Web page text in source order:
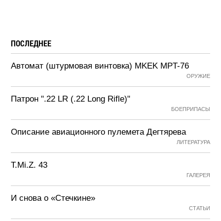
ПОСЛЕДНЕЕ
Автомат (штурмовая винтовка) MKEK MPT-76
ОРУЖИЕ
Патрон ".22 LR (.22 Long Rifle)"
БОЕПРИПАСЫ
Описание авиационного пулемета Дегтярева
ЛИТЕРАТУРА
T.Mi.Z. 43
ГАЛЕРЕЯ
И снова о «Стечкине»
СТАТЬИ